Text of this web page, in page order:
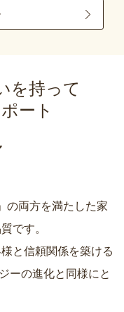
を持って
ート
の両方を満たした家
です。
と信頼関係を築ける